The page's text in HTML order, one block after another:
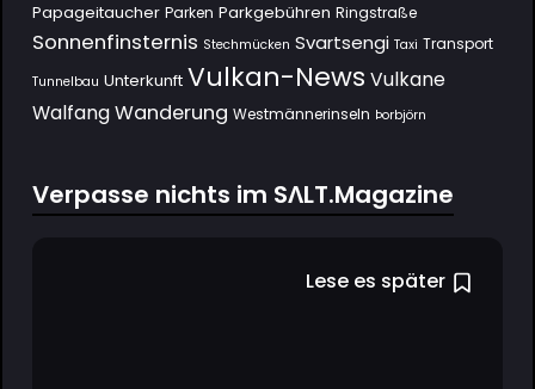
Papageitaucher Parken Parkgebühren Ringstraße
Sonnenfinsternis Stechmücken Svartsengi Taxi Transport
Tunnelbau Unterkunft Vulkan-News Vulkane
Walfang Wanderung Westmännerinseln Þorbjörn
Verpasse nichts im SΛLT.Magazine
Lese es später